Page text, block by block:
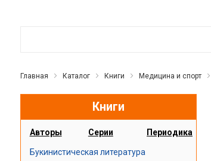
Главная Каталог Книги Медицина и спорт
Книги
Авторы Серии Периодика
Букинистическая литература